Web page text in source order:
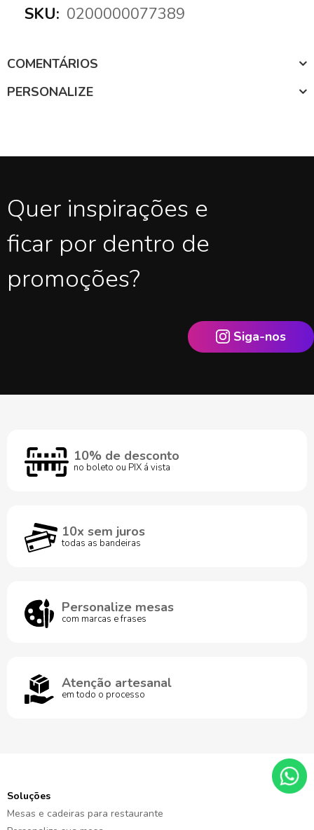
0200000077389
COMENTÁRIOS
PERSONALIZE
Quer inspirações e
ficar por dentro de
promoções?
Siga-nos
10% de desconto
no boleto ou PIX á vista
10x sem juros
todas as bandeiras
Personalize mesas
com marcas e frases
Atenção artesanal
em todo o processo
Soluções
Mesas e cadeiras para restaurante